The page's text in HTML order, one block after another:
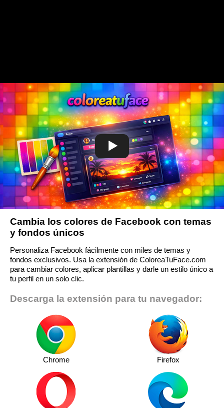
Cambia los colores de Facebook con temas
y fondos únicos
Personaliza Facebook fácilmente con miles de temas y
fondos exclusivos. Usa la extensión de ColoreaTuFace.com
para cambiar colores, aplicar plantillas y darle un estilo único a
tu perfil en un solo clic.
Descarga la extensión para tu navegador:
Chrome Firefox